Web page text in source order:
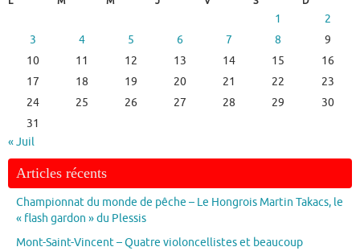
1
2
3
4 5 6 7 8
9
10
11 12 13 14 15
16
17
18 19 20 21 22
23
24
25 26 27 28 29
30
31
« Juil
Articles récents
Championnat du monde de pêche – Le Hongrois Martin Takacs, le
« flash gardon » du Plessis
Mont-Saint-Vincent – Quatre violoncellistes et beaucoup